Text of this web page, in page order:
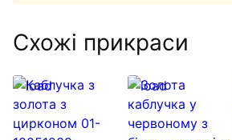
Схожі прикраси